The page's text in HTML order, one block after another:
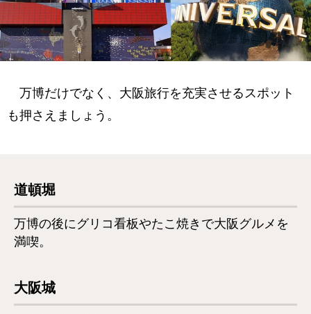
万博だけでなく、大阪旅行を充実させるスポット
も押さえましょう。
道頓堀
万博の後にグリコ看板やたこ焼きで大阪グルメを
満喫。
大阪城